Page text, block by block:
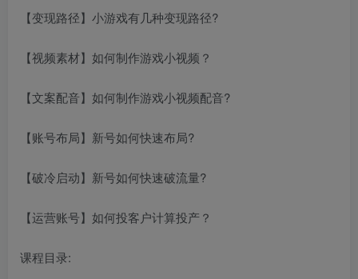
【变现路径】小游戏有几种变现路径?
【视频素材】如何制作游戏小视频？
【文案配音】如何制作游戏小视频配音?
【账号布局】新号如何快速布局?
【破冷启动】新号如何快速破流量?
【运营账号】如何投客户计算投产？
课程目录: